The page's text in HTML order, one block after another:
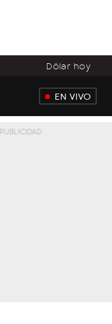
Dólar hoy
EN VIVO